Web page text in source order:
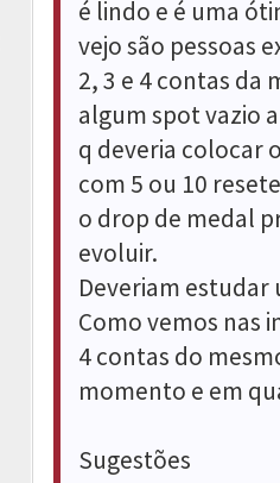
é lindo e é uma
vejo são pessoas
2, 3 e 4 contas da
algum spot vazio
q deveria colocar
com 5 ou 10
o drop de medal
evoluir.
Deveriam
Como vemos nas
4 contas do
momento e em
Sugestões